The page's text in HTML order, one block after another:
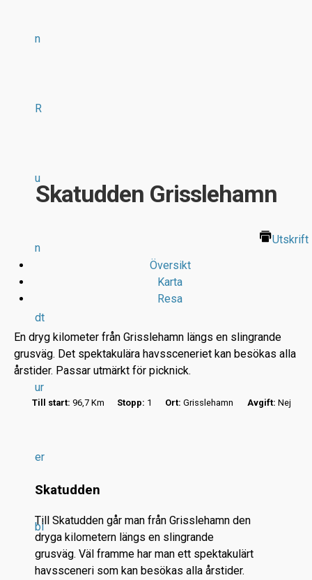
n
R
u
n
dt
ur
er
bi
Skatudden Grisslehamn
Utskrift
Översikt
Karta
Resa
En dryg kilometer från Grisslehamn längs en slingrande
grusväg. Det spektakulära havssceneriet kan besökas alla
årstider. Passar utmärkt för picknick.
Till start: 96,7 Km Stopp: 1 Ort: Grisslehamn Avgift: Nej
Skatudden
Till Skatudden går man från Grisslehamn den
dryga kilometern längs en slingrande
grusväg. Väl framme har man ett spektakulärt
havssceneri som kan besökas alla årstider.